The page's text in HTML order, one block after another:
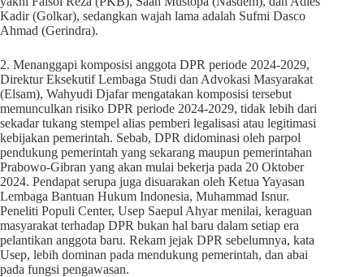
Kadir (Golkar), sedangkan wajah lama adalah Sufmi Dasco
Ahmad (Gerindra).
2. Menanggapi komposisi anggota DPR periode 2024-2029,
Direktur Eksekutif Lembaga Studi dan Advokasi Masyarakat
(Elsam), Wahyudi Djafar mengatakan komposisi tersebut
memunculkan risiko DPR periode 2024-2029, tidak lebih dari
sekadar tukang stempel alias pemberi legalisasi atau legitimasi
kebijakan pemerintah. Sebab, DPR didominasi oleh parpol
pendukung pemerintah yang sekarang maupun pemerintahan
Prabowo-Gibran yang akan mulai bekerja pada 20 Oktober
2024. Pendapat serupa juga disuarakan oleh Ketua Yayasan
Lembaga Bantuan Hukum Indonesia, Muhammad Isnur.
Peneliti Populi Center, Usep Saepul Ahyar menilai, keraguan
masyarakat terhadap DPR bukan hal baru dalam setiap era
pelantikan anggota baru. Rekam jejak DPR sebelumnya, kata
Usep, lebih dominan pada mendukung pemerintah, dan abai
pada fungsi pengawasan.